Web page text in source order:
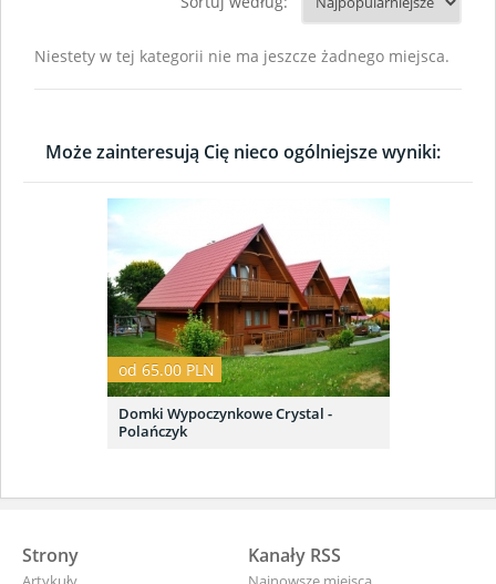
Niestety w tej kategorii nie ma jeszcze żadnego miejsca.
Może zainteresują Cię nieco ogólniejsze wyniki:
od 65.00 PLN
Domki Wypoczynkowe Crystal -
Polańczyk
Strony Kanały RSS